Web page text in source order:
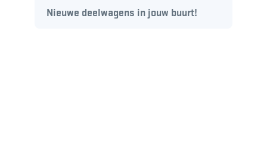
Nieuwe deelwagens in jouw buurt!